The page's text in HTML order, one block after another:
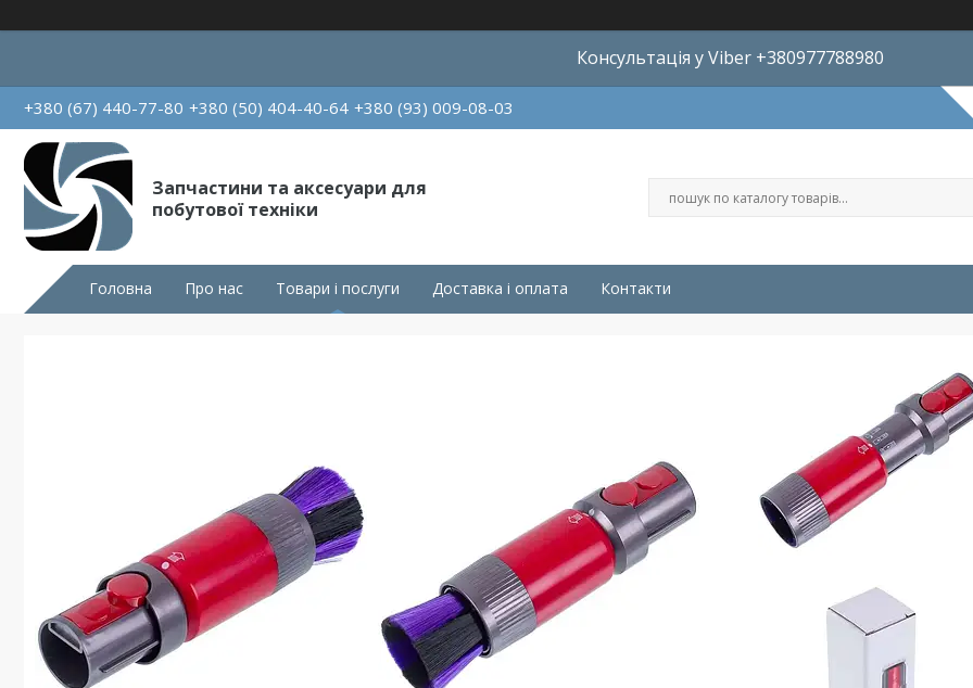
Консультація у Viber +380977788980
+380 (67) 440-77-80 +380 (50) 404-40-64 +380 (93) 009-08-03
Запчастини та аксесуари для
побутової техніки
Головна Про нас Товари і послуги Доставка і оплата Контакти